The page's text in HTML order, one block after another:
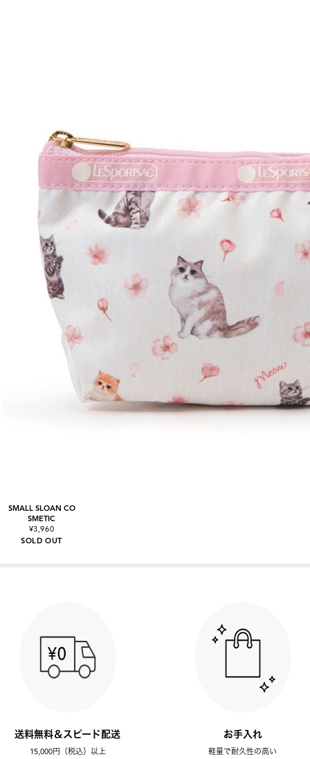
SMALL SLOAN CO
SMETIC
¥3,960
SOLD OUT
送料無料＆スピード配送
15,000円（税込）以上
お手入れ
軽量で耐久性の高い